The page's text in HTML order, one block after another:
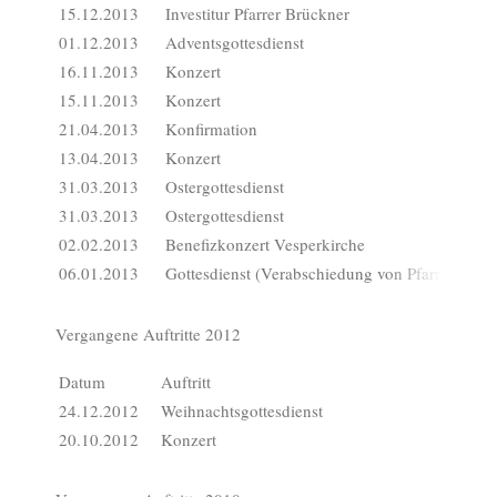
15.12.2013
Investitur Pfarrer Brückner
01.12.2013
Adventsgottesdienst
16.11.2013
Konzert
15.11.2013
Konzert
21.04.2013
Konfirmation
13.04.2013
Konzert
31.03.2013
Ostergottesdienst
31.03.2013
Ostergottesdienst
02.02.2013
Benefizkonzert Vesperkirche
06.01.2013
Gottesdienst (Verabschiedung von Pfarrer
Vergangene Auftritte 2012
Datum
Auftritt
24.12.2012
Weihnachtsgottesdienst
20.10.2012
Konzert